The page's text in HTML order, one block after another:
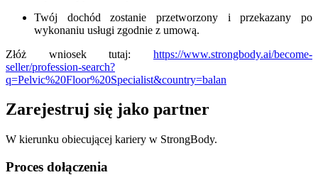
Twój dochód zostanie przetworzony i przekazany po
wykonaniu usługi zgodnie z umową.
Złóż wniosek tutaj: https://www.strongbody.ai/become-
seller/profession-search?
q=Pelvic%20Floor%20Specialist&country=balan
Zarejestruj się jako partner
W kierunku obiecującej kariery w StrongBody.
Proces dołączenia